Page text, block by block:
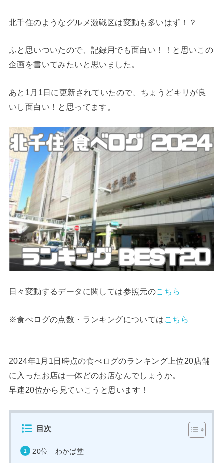
北千住のようなグルメ激戦区は変動も多いはず！？
ふと思いついたので、記録用でも面白い！！と思いこの
企画を書いてみたいと思いました。
あと1月1日に更新されていたので、ちょうどキリが良
いし面白い！と思ってます。
日々変動するデータに関しては参照元のこちら
※食べログの点数・ランキングについては こちら
2024年1月1日時点の食べログのランキング上位20店舗
に入ったお店は一体どのお店なんでしょうか。
早速20位から見ていこうと思います！
目次
20位 わかば堂